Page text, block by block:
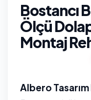
Bostancı
Ölçü
Montaj
Albero Tasarım